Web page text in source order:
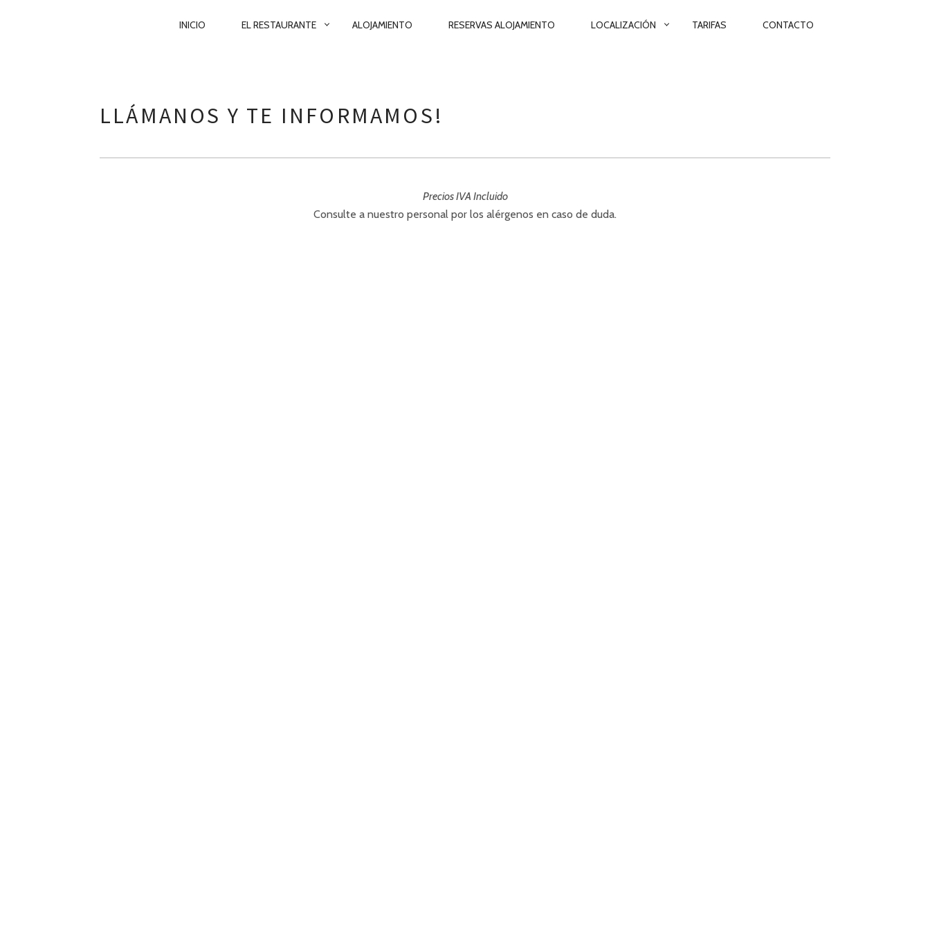
PRIMARY
INICIO EL RESTAURANTE ALOJAMIENTO RESERVAS ALOJAMIENTO LOCALIZACIÓN TARIFAS CONTACTO
LLÁMANOS Y TE INFORMAMOS!
Precios IVA Incluido
Consulte a nuestro personal por los alérgenos en caso de duda.